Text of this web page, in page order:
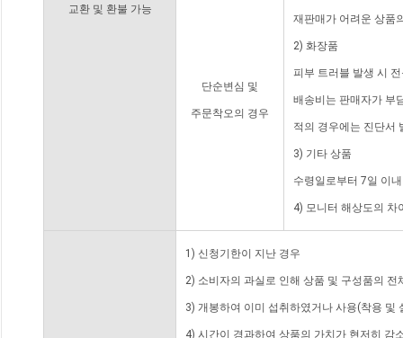
교환 및 환불 가능
단순변심 및
주문착오의 경우
재판매가 어려운 상품
2) 화장품
피부 트러블 발생 시
배송비는 판매자가 부
적의 경우에는 진단서
3) 기타 상품
수령일로부터 7일 이
4) 모니터 해상도의 차
1) 신청기한이 지난 경우
2) 소비자의 과실로 인해 상품 및 구성품의
3) 개봉하여 이미 섭취하였거나 사용(착용 및
4) 시간이 경과하여 상품의 가치가 현저히 감